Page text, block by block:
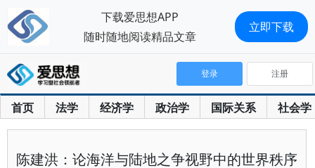
首页 法学 经济学 政治学 国际关系 社会学
登录 注册
陈建洪：论海洋与陆地之争视野中的世界秩序
下载爱思想APP
随时随地阅读精品文章
立即下载